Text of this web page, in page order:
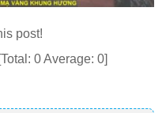
post!
[Total: 0Average: 0]